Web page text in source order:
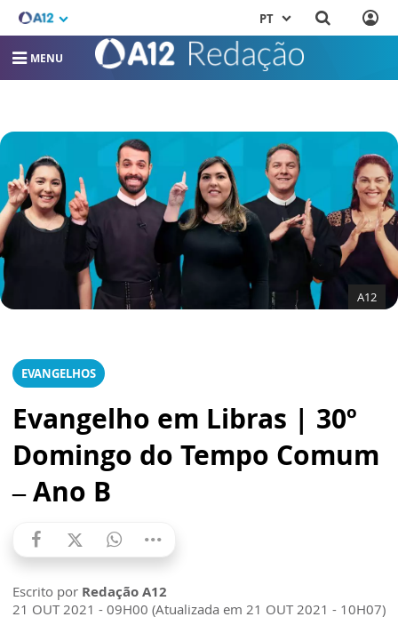
PT
MENU
A12
EVANGELHOS
Evangelho em Libras | 30º
Domingo do Tempo Comum
– Ano B
Escrito por Redação A12
21 OUT 2021 - 09H00 (Atualizada em 21 OUT 2021 - 10H07)